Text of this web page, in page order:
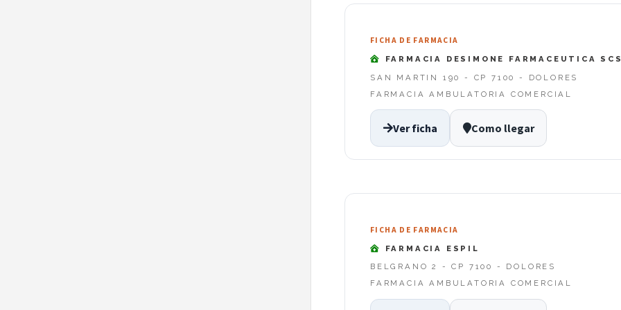
FICHA DE FARMACIA
FARMACIA DESIMONE FARMACEUTICA
SAN MARTIN 190 - CP 7100 - DOLORES
FARMACIA AMBULATORIA COMERCIAL
Ver ficha Como llegar
FICHA DE FARMACIA
FARMACIA ESPIL
BELGRANO 2 - CP 7100 - DOLORES
FARMACIA AMBULATORIA COMERCIAL